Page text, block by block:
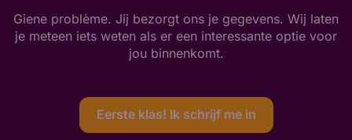
Giene problème. Jij bezorgt ons je gegevens. Wij laten
je meteen iets weten als er een interessante optie voor
jou binnenkomt.
Eerste klas! Ik schrijf me in